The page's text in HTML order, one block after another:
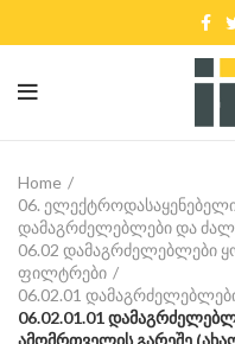
Home
06.
დამაგრძელებლები და
06.02 დამაგრძელებლები
ფილტრები
06.02.01
06.02.01.01
ამომრთველის გარეშე